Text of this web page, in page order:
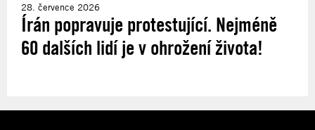
28. července 2026
Írán popravuje protestující. Nejméně
60 dalších lidí je v ohrožení života!